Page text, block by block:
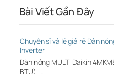
Bài Viết Gần Đây
Chuyên sỉ và lẻ giá rẻ Dàn
Inverter
Dàn nóng MULTI Daikin
BTU) l…